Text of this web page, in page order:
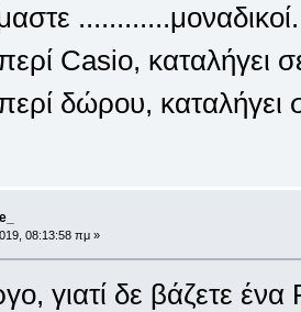
Casio, καταλήγει
δώρου,
08:13:58 πμ »
γιατί δε βάζετε